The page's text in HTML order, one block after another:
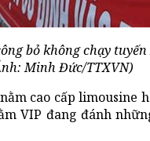
bỏ không chạy
Minh Đức/TTXVN)
cao cấp limousine
VIP đang đánh